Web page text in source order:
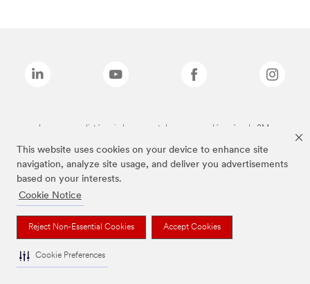
This website uses cookies on your device to enhance site
navigation, analyze site usage, and deliver you advertisements
based on your interests.
Cookie Notice
Reject Non-Essential Cookies Accept Cookies
Cookie Preferences
Les marques listées ci-dessus sont des marques déposées de 3M.